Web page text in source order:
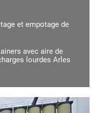
et empotage de
avec aire de
lourdes Arles